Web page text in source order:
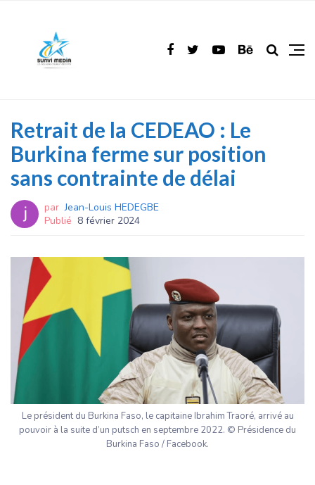
Retrait de la CEDEAO : Le
Burkina ferme sur position
sans contrainte de délai
par Jean-Louis HEDEGBE
Publié 8 février 2024
Le président du Burkina Faso, le capitaine Ibrahim Traoré, arrivé au
pouvoir à la suite d’un putsch en septembre 2022. © Présidence du
Burkina Faso / Facebook.